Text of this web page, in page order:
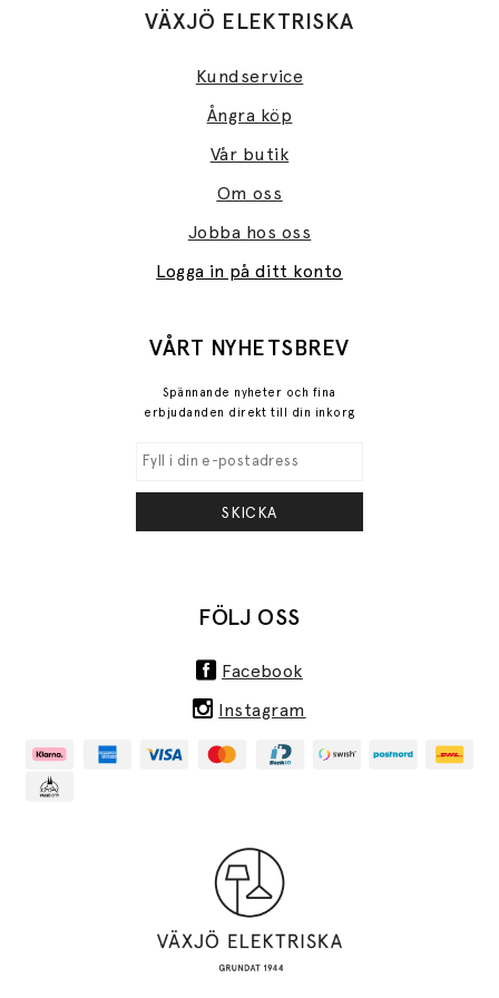
VÄXJÖ ELEKTRISKA
Kundservice
Ångra köp
Vår butik
Om oss
Jobba hos oss
Logga in på ditt konto
VÅRT NYHETSBREV
Spännande nyheter och fina
erbjudanden direkt till din inkorg
SKICKA
FÖLJ OSS
Facebook
Instagram